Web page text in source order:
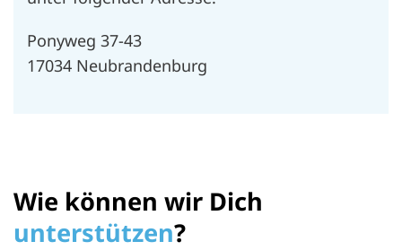
Ponyweg 37-43
17034 Neubrandenburg
Wie können wir Dich
unterstützen?